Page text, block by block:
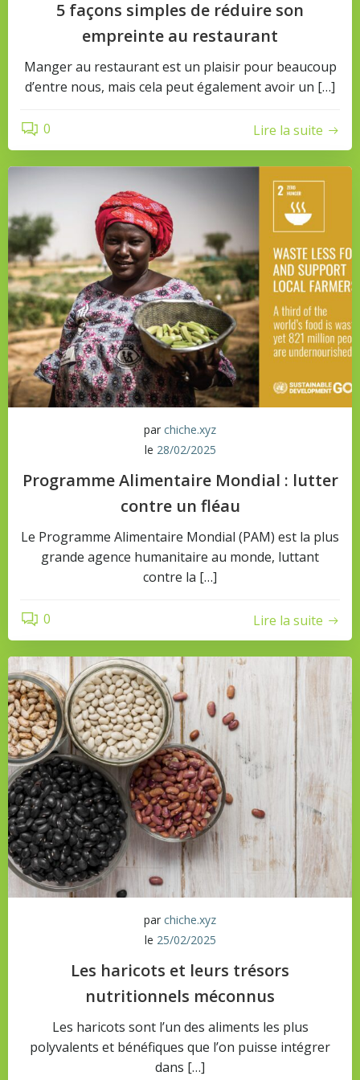
5 façons simples de réduire son
empreinte au restaurant
Manger au restaurant est un plaisir pour beaucoup
d’entre nous, mais cela peut également avoir un […]
0 Lire la suite
par chiche.xyz
le 28/02/2025
Programme Alimentaire Mondial : lutter
contre un fléau
Le Programme Alimentaire Mondial (PAM) est la plus
grande agence humanitaire au monde, luttant
contre la […]
0 Lire la suite
par chiche.xyz
le 25/02/2025
Les haricots et leurs trésors
nutritionnels méconnus
Les haricots sont l’un des aliments les plus
polyvalents et bénéfiques que l’on puisse intégrer
dans […]